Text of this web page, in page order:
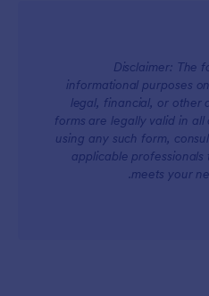
Disclaimer: The
informational purposes
legal, financial, or other
forms are legally valid in
using any such form,
applicable
meets your